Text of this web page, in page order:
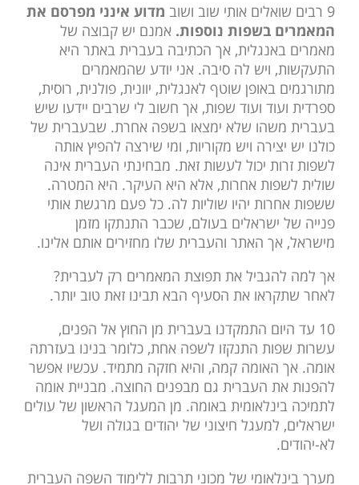
9 רבים שואלים אותי שוב ושוב
מדוע אינני מפרסם את
המאמרים בשפות נוספות. אמנם יש קבוצה של
מאמרים באנגלית, אך הכתיבה בעברית באתר היא
התעקשות, ויש לה סיבה. אני יודע שהמאמרים
מתורגמים באופן שוטף לאנגלית, יוונית, פולנית, רוסית,
ספרדית ועוד ועוד שפות, אך חשוב לי שרבים יידעו שיש
בעברית משהו שלא ימצאו בשפה אחרת. שבעברית של
כולנו יש יצירה ויש מקוריות, ומי שירצה להפיץ אותה
לשפות זרות יכול לעשות זאת. מבחינתי העברית אינה
שולית לשפות אחרות, אלא היא העיקר. היא המטרה.
ששפות אחרות יהיו שוליות לה. כל פעם מרגשת אותי
פנייה של ישראלים בעולם, שכבר התנתקו מזמן
מישראל, אך האתר והעברית שלו מחזירים אותם אלינו.
אך למה להגביל את תפוצת המאמרים רק לעברית?
לאחר שתקראו את הסעיף הבא תבינו זאת טוב יותר.
10 עד היום התמקדנו בעברית מן החוץ אל הפנים,
עשרות שפות התנקזו לשפה אחת, כלומר בנינו בעזרתה
אומה. אך האומה קמה, והיא חזקה מתמיד. עכשיו אפשר
להפנות את העברית גם מבפנים החוצה. מבניית אומה
לתמיכה בינלאומית באומה. מן המעגל הראשון של עולים
ישראלים, למעגל חיצוני של יהודים בגולה ושל
לא-יהודים.
מערך בינלאומי של מכוני תרבות ללימוד השפה העברית